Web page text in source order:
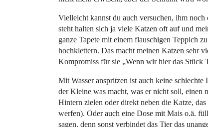
Vielleicht kannst du auch versuchen, ihm
steht halten sich ja viele Katzen oft auf und
ganze Tapete mit einem flauschigen Teppich
hochklettern. Das macht meinen Katzen sehr
Kompromiss für sie „Wenn wir hier das Stück
Mit Wasser anspritzen ist auch keine
der Kleine was macht, was er nicht soll, einen
Hintern zielen oder direkt neben die Katze,
werfen). Oder auch eine Dose mit Mais o.ä.
sagen, denn sonst verbindet das Tier das